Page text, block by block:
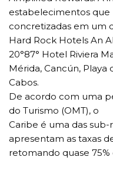
estabelecimentos que
concretizadas em um
Hard Rock Hotels An
20°87° Hotel Riviera
Mérida, Cancún,
Cabos.
De acordo com uma
do Turismo (OMT), o
Caribe é uma das
apresentam as taxas
retomando quase 75%